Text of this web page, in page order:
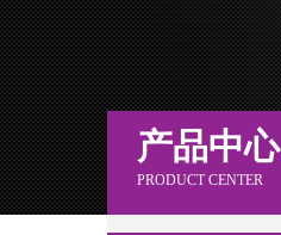
产品中心
PRODUCT CENTER